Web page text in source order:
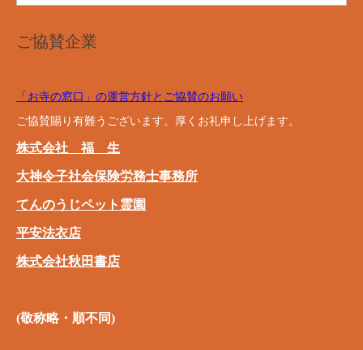
ご協賛企業
「お寺の窓口」の運営方針とご協賛のお願い
ご協賛賜り有難うございます。厚くお礼申し上げます。
株式会社 福 生
大神令子社会保険労務士事務所
てんのうじペット霊園
平安法衣店
株式会社秋田書店
(敬称略・順不同)